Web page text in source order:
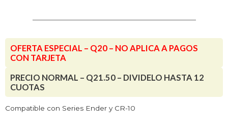
OFERTA ESPECIAL – Q20 – NO APLICA A PAGOS
CON TARJETA
PRECIO NORMAL – Q21.50 – DIVIDELO HASTA 12
CUOTAS
Compatible con Series Ender y CR-10